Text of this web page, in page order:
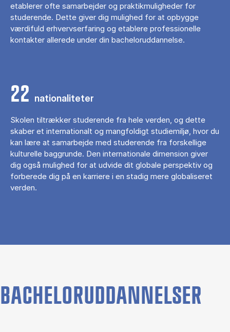
etablerer ofte samarbejder og praktikmuligheder for
studerende. Dette giver dig mulighed for at opbygge
værdifuld erhvervserfaring og etablere professionelle
kontakter allerede under din bacheloruddannelse.
22 nationaliteter
Skolen tiltrækker studerende fra hele verden, og dette
skaber et internationalt og mangfoldigt studiemiljø, hvor du
kan lære at samarbejde med studerende fra forskellige
kulturelle baggrunde. Den internationale dimension giver
dig også mulighed for at udvide dit globale perspektiv og
forberede dig på en karriere i en stadig mere globaliseret
verden.
BACHELORUDDANNELSER